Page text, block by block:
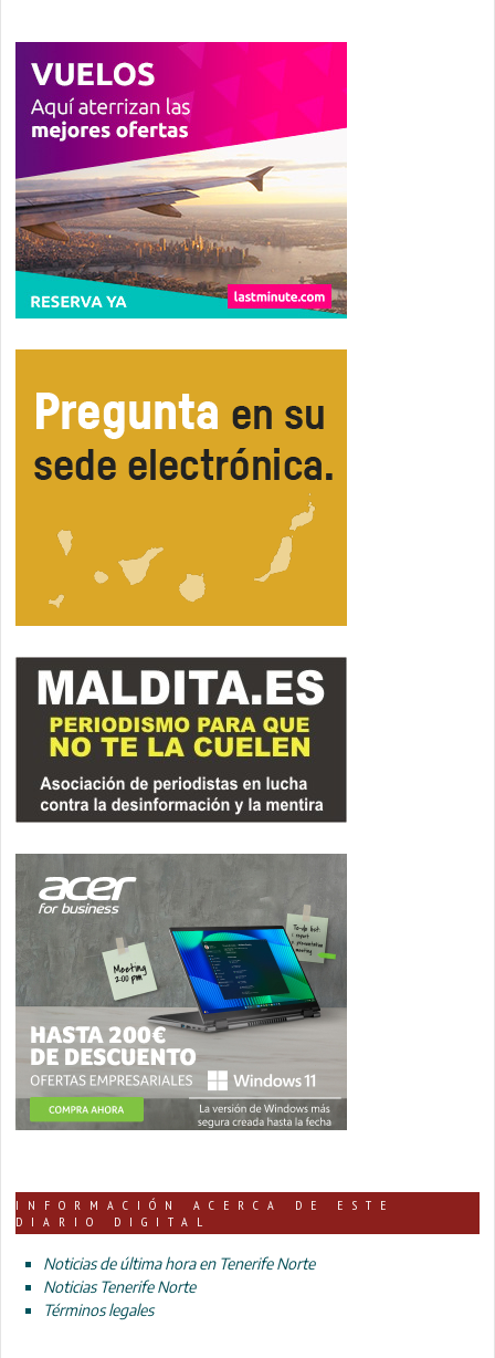
INFORMACIÓN ACERCA DE ESTE
DIARIO DIGITAL
Noticias de última hora en Tenerife Norte
Noticias Tenerife Norte
Términos legales